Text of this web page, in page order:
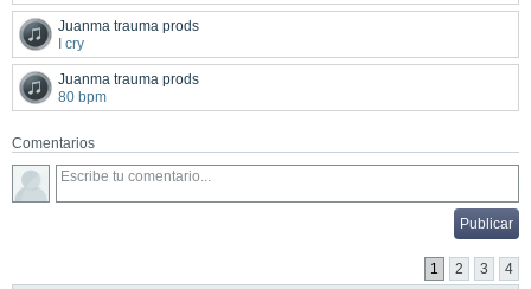
Juanma trauma prods
I cry
Juanma trauma prods
80 bpm
Comentarios
1 2 3 4